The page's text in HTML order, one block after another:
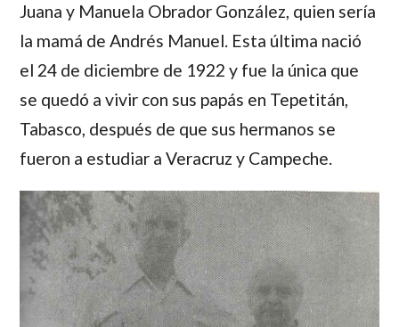
Juanay Manuela Obrador González, quien sería
la mamá deAndrés Manuel. Esta última nació
el 24 de diciembre de 1922 y fue la única que
se quedó a vivir con sus papás en Tepetitán,
Tabasco, después de que sus hermanos se
fueron a estudiar a Veracruz y Campeche.